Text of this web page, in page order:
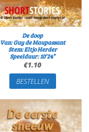
De doop
Van: Guy de Maupassant
Stem: Eltjo Herder
Speelduur: 10’24”
€1.10
BESTELLEN